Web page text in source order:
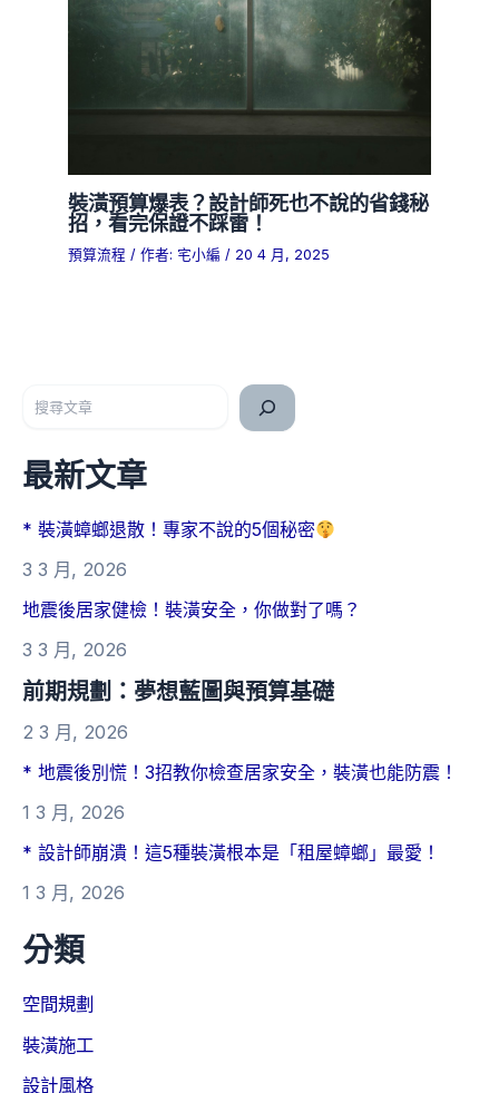
裝潢預算爆表？設計師死也不說的省錢秘
招，看完保證不踩雷！
預算流程 / 作者: 宅小編/ 20 4 月, 2025
最新文章
* 裝潢蟑螂退散！專家不說的5個秘密
3 3 月, 2026
地震後居家健檢！裝潢安全，你做對了嗎？
3 3 月, 2026
前期規劃：夢想藍圖與預算基礎
2 3 月, 2026
* 地震後別慌！3招教你檢查居家安全，裝潢也能防震！
1 3 月, 2026
* 設計師崩潰！這5種裝潢根本是「租屋蟑螂」最愛！
1 3 月, 2026
分類
空間規劃
裝潢施工
設計風格